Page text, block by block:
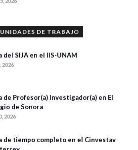
DE TRABAJO
del SIJA en el IIS-UNAM
2026
de Profesor(a) Investigador(a) en El
de Sonora
2026
de tiempo completo en el Cinvestav